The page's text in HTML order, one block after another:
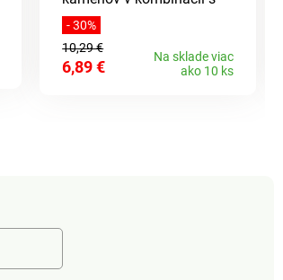
lesklými kovovými
krúžkami.
- 30%
10,29 €
6,89 €
Na sklade viac
ako 10 ks